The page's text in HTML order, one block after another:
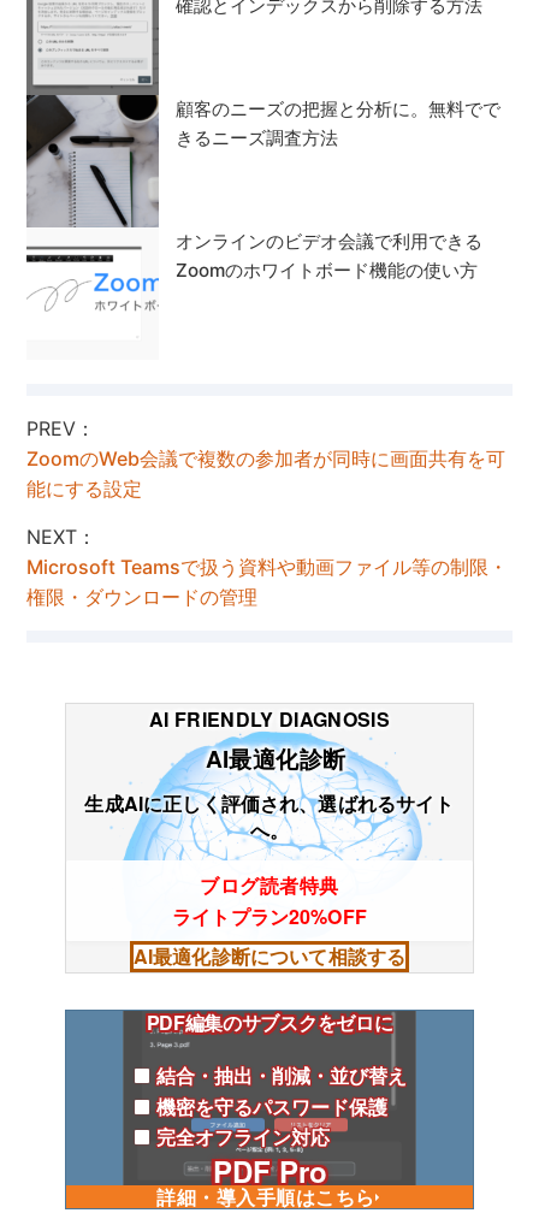
確認とインデックスから削除する方法
顧客のニーズの把握と分析に。無料でで
きるニーズ調査方法
オンラインのビデオ会議で利用できる
Zoomのホワイトボード機能の使い方
PREV：
ZoomのWeb会議で複数の参加者が同時に画面共有を可
能にする設定
NEXT：
Microsoft Teamsで扱う資料や動画ファイル等の制限・
権限・ダウンロードの管理
AI FRIENDLY DIAGNOSIS
AI最適化診断
生成AIに正しく評価され、選ばれるサイト
へ。
ブログ読者特典
ライトプラン20%OFF
AI最適化診断について相談する
PDF編集のサブスクをゼロに
結合・抽出・削減・並び替え
機密を守るパスワード保護
完全オフライン対応
PDF Pro
詳細・導入手順はこちら